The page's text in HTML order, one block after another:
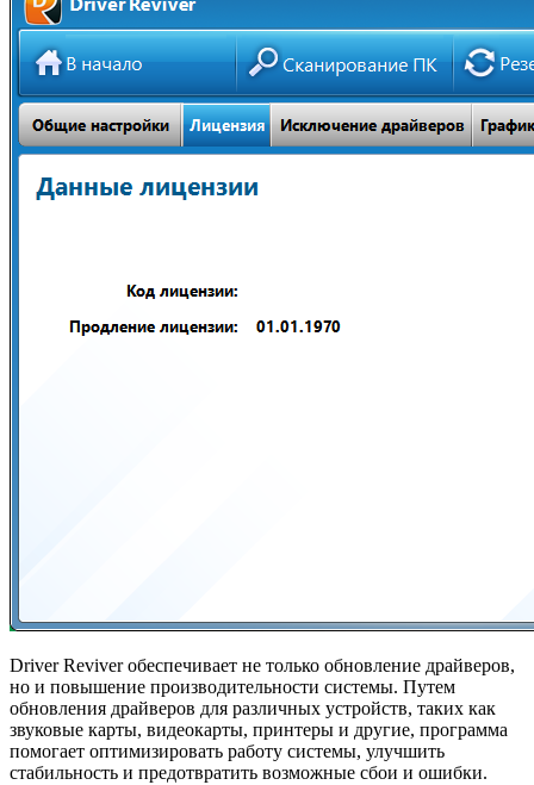
Driver Reviver обеспечивает не только обновление драйверов,
но и повышение производительности системы. Путем
обновления драйверов для различных устройств, таких как
звуковые карты, видеокарты, принтеры и другие, программа
помогает оптимизировать работу системы, улучшить
стабильность и предотвратить возможные сбои и ошибки.